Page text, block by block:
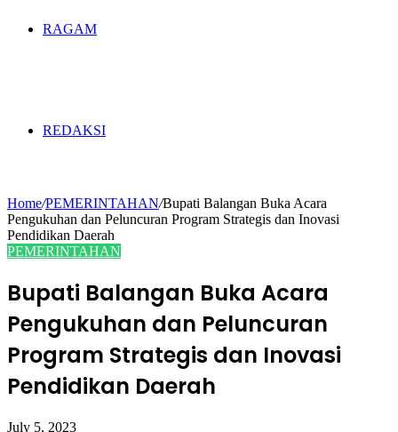
RAGAM
REDAKSI
Home/PEMERINTAHAN/Bupati Balangan Buka Acara
Pengukuhan dan Peluncuran Program Strategis dan Inovasi
Pendidikan Daerah
PEMERINTAHAN
Bupati Balangan Buka Acara
Pengukuhan dan Peluncuran
Program Strategis dan Inovasi
Pendidikan Daerah
July 5, 2023